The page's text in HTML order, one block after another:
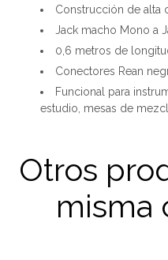
Construcción de alta
Jack macho Mono a
0,6 metros de
Conectores Rean
Funcional para
estudio, mesas de
Otros
misma